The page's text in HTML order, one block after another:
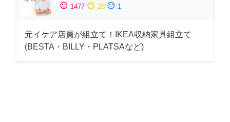
sentiment_satisfied 1477 sentiment_neutral 28 sentiment_dissatisfied 1
元イケア店員が組立て！IKEA収納家具組立て
(BESTA・BILLY・PLATSAなど)